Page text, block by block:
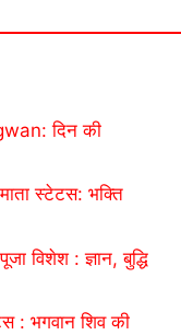
दिन की
स्टेटस: भक्ति
विशेश : ज्ञान, बुद्धि
: भगवान शिव की